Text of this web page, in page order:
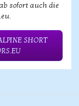
sofort auch die
SHORT